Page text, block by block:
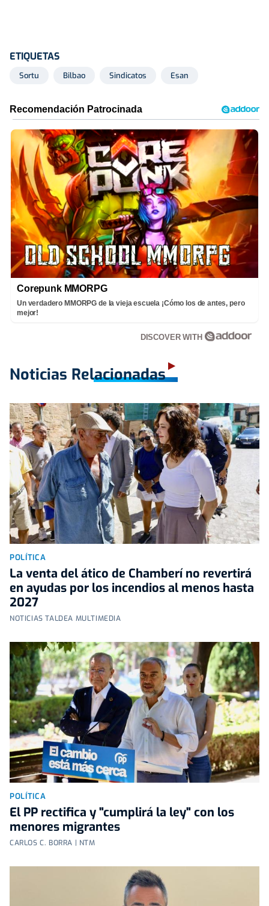
ETIQUETAS
Sortu Bilbao Sindicatos Esan
Corepunk MMORPG
Un verdadero MMORPG de la vieja escuela ¡Cómo los de antes, pero
mejor!
DISCOVER WITH
Noticias Relacionadas
POLÍTICA
La venta del ático de Chamberí no revertirá
en ayudas por los incendios al menos hasta
2027
NOTICIAS TALDEA MULTIMEDIA
POLÍTICA
El PP rectifica y "cumplirá la ley" con los
menores migrantes
CARLOS C. BORRA | NTM